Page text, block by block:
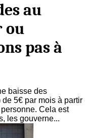
au
ou
pas à
baisse des
5€ par mois à partir
Cela est
les gouverne...